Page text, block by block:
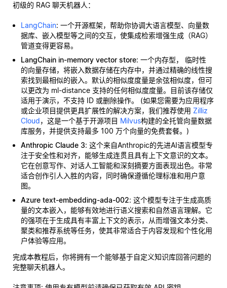
初级的 RAG 聊天机器人：
LangChain: 一个开源框架，帮助你协调大语言模型、向量数
据库、嵌入模型等之间的交互，使集成检索增强生成（RAG）
管道变得更容易。
LangChain in-memory vector store: 一个内存型， 临时性
的向量存储，将嵌入数据存储在内存中，并通过精确的线性搜
索找到最相似的嵌入。默认的相似度度量是余弦相似度，但可
以更改为 ml-distance 支持的任何相似度度量。目前该存储仅
适用于演示，不支持 ID 或删除操作。 (如果您需要为应用程序
或企业项目提供更具扩展性的解决方案，我们推荐使用 Zilliz
Cloud，这是一个基于开源项目 Milvus构建的全托管向量数据
库服务，并提供支持最多 100 万个向量的免费套餐。)
Anthropic Claude 3: 这个来自Anthropic的先进AI语言模型专
注于安全性和对齐，能够生成连贯且具有上下文意识的文本。
它在创意写作、对话人工智能和深刻摘要方面表现出色。非常
适合创作引人入胜的内容，同时确保遵循伦理标准和用户意
图。
Azure text-embedding-ada-002: 这个模型专注于生成高质
量的文本嵌入，能够有效地进行语义搜索和自然语言理解。它
的强项在于生成具有丰富上下文的表示，从而增强文本分类、
聚类和推荐系统等任务，使其非常适合于内容发现和个性化用
户体验等应用。
完成本教程后，你将拥有一个能够基于自定义知识库回答问题的
完整聊天机器人。